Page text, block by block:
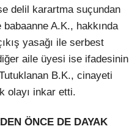
delil karartma suçundan
A.K., hakkında
yasağı ile serbest
aile üyesi ise ifadesinin
B.K., cinayeti
olayı inkar etti.
ÖNCE DE DAYAK